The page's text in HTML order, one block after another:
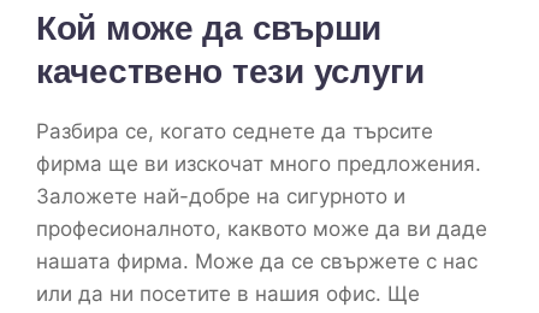
Кой може да свърши
качествено тези услуги
Разбира се, когато седнете да търсите
фирма ще ви изскочат много предложения.
Заложете най-добре на сигурното и
професионалното, каквото може да ви даде
нашата фирма. Може да се свържете с нас
или да ни посетите в нашия офис. Ще